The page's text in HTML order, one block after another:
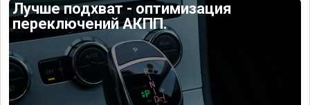
Лучше подхват - оптимизация
переключений АКПП.